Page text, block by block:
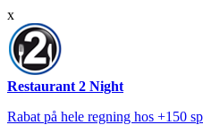
x
Restaurant 2 Night
Rabat på hele regning hos +150